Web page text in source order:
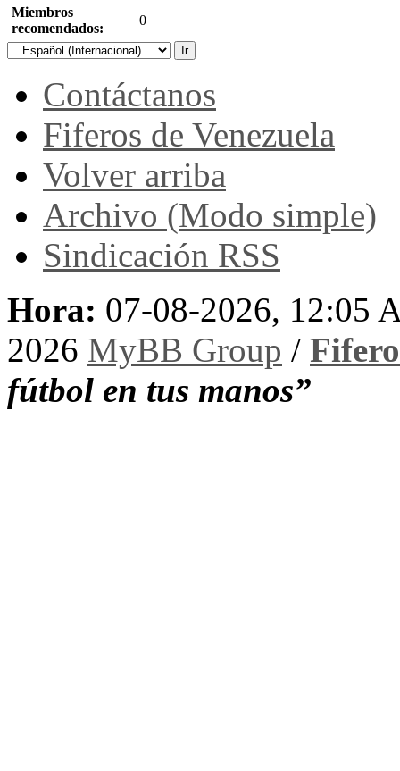
Miembros
recomendados:
0
Contáctanos
Fiferos de Venezuela
Volver arriba
Archivo (Modo simple)
Sindicación RSS
Hora: 07-08-2026, 12:05
2026 MyBB Group /
fútbol en tus manos”